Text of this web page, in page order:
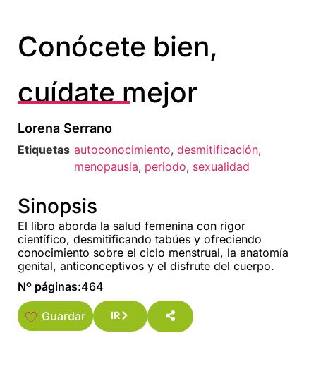
Conócete bien,
cuídate mejor
Lorena Serrano
Etiquetas autoconocimiento, desmitificación,
menopausia, periodo, sexualidad
Sinopsis
El libro aborda la salud femenina con rigor
científico, desmitificando tabúes y ofreciendo
conocimiento sobre el ciclo menstrual, la anatomía
genital, anticonceptivos y el disfrute del cuerpo.
Nº páginas:464
Guardar IR